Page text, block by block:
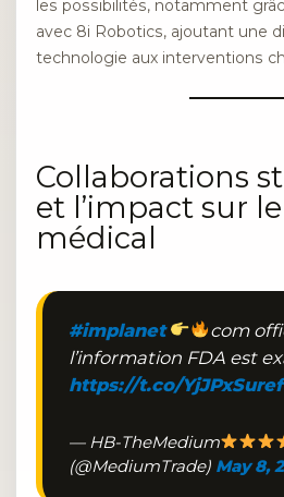
les possibilités, notamment
avec 8i Robotics, ajoutant une
technologie aux interventions
Collaborations
et l’impact sur
médical
#implanet
com
l’information FDA est
https://t.co/YjJPxSuref
— HB-TheMedium
(@MediumTrade) May 8,